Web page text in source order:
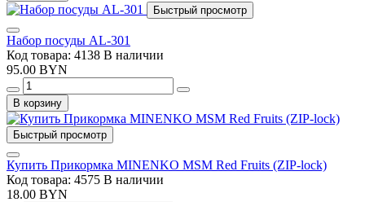
Быстрый просмотр
Набор посуды AL-301
Код товара: 4138 В наличии
95.00 BYN
В корзину
Быстрый просмотр
Купить Прикормка MINENKO MSM Red Fruits (ZIP-lock)
Код товара: 4575 В наличии
18.00 BYN